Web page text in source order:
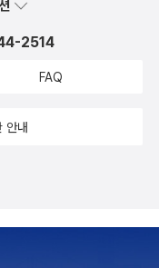
2514
FAQ
안내